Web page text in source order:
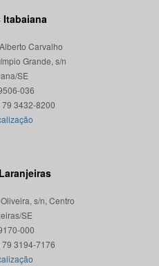
Itabaiana
Carvalho
Grande, s/n
SE
036
s/n, Centro
SE
000